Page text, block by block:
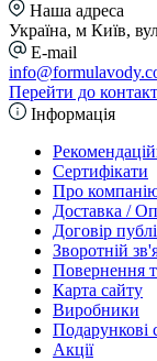
Наша адреса
Україна, м Київ,
E-mail
Перейти до
Інформація
Сертифікати
Про
Доставка /
Договір
Зворотній
Повернення
Карта сайту
Виробники
Подарункові
Акції